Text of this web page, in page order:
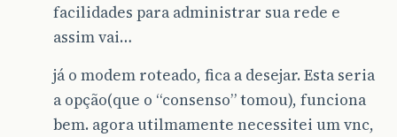
facilidades para administrar sua rede e
assim vai…
já o modem roteado, fica a desejar. Esta seria
a opção(que o “consenso” tomou), funciona
bem. agora utilmamente necessitei um vnc,